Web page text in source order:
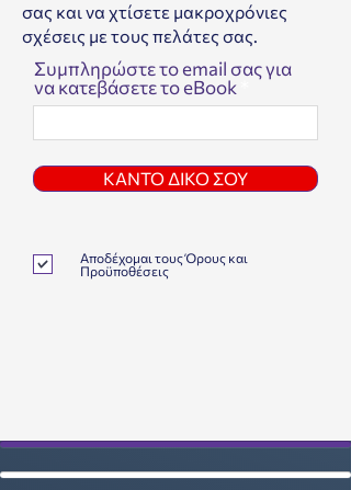
σας και να χτίσετε μακροχρόνιες
σχέσεις με τους πελάτες σας.
Συμπληρώστε το email σας για
να κατεβάσετε το eBook
ΚΑΝΤΟ ΔΙΚΟ ΣΟΥ
Αποδέχομαι τους Όρους και
Προϋποθέσεις